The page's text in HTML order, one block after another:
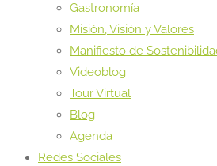
Gastronomía
Misión, Visión y Valores
Manifiesto de
Videoblog
Tour Virtual
Blog
Agenda
Redes Sociales